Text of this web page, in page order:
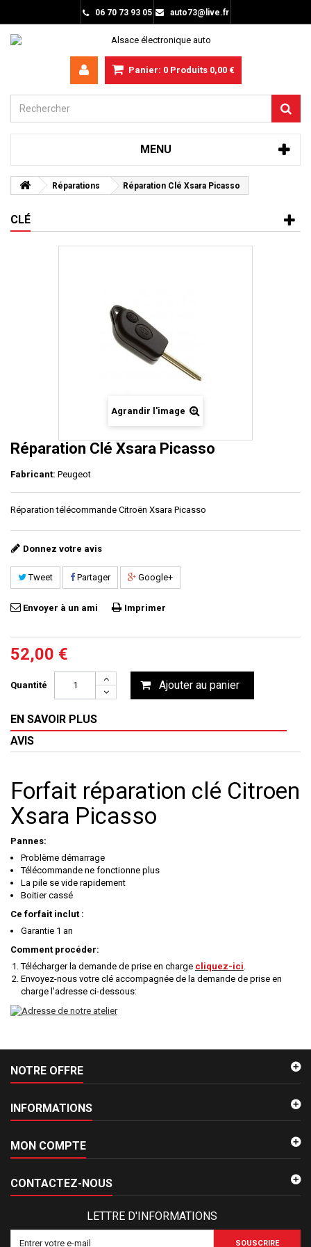
06 70 73 93 05 auto73@live.fr
Panier: 0 Produits 0,00 €
MENU
Réparations Réparation Clé Xsara Picasso
CLÉ
Agrandir l'image
Réparation Clé Xsara Picasso
Fabricant: Peugeot
Réparation télécommande Citroën Xsara Picasso
Donnez votre avis
Tweet Partager Google+
Envoyer à un ami Imprimer
52,00 €
Quantité Ajouter au panier
EN SAVOIR PLUS
AVIS
Forfait réparation clé Citroen
Xsara Picasso
Pannes:
Problème démarrage
Télécommande ne fonctionne plus
La pile se vide rapidement
Boitier cassé
Ce forfait inclut :
Garantie 1 an
Comment procéder:
Télécharger la demande de prise en charge cliquez-ici.
Envoyez-nous votre clé accompagnée de la demande de prise en
charge l'adresse ci-dessous:
NOTRE OFFRE
INFORMATIONS
MON COMPTE
CONTACTEZ-NOUS
LETTRE D'INFORMATIONS
SOUSCRIRE